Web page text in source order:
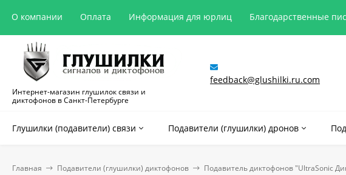
О компании Оплата Информация для юрлиц Благодарственные
Интернет-магазин глушилок связи и
диктофонов в Санкт-Петербурге
feedback@glushilki.ru.com
Глушилки (подавители) связи Подавители (глушилки) дронов
Главная Подавители (глушилки) диктофонов Подавитель диктофонов "UltraSonic